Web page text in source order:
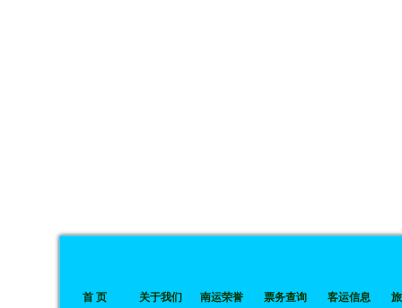
首 页 关于我们 南运荣誉 票务查询 客运信息